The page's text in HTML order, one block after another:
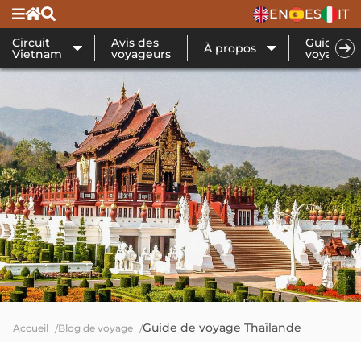
EN ES IT
Circuit
Vietnam
Avis des
voyageurs À propos Guide de
voyage
Accueil Blog de voyage Guide de voyage Thaïlande